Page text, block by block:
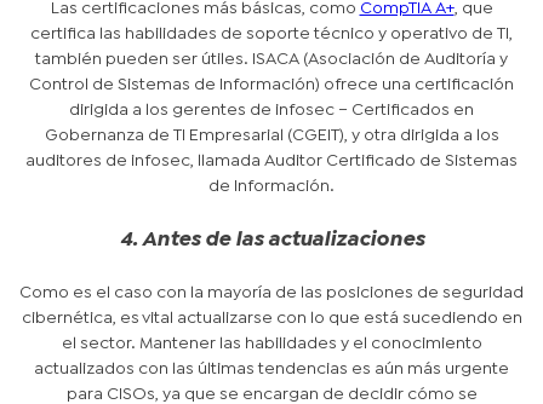
Las certificaciones más básicas, como CompTIA A+, que
certifica las habilidades de soporte técnico y operativo de TI,
también pueden ser útiles. ISACA (Asociación de Auditoría y
Control de Sistemas de Información) ofrece una certificación
dirigida a los gerentes de infosec – Certificados en
Gobernanza de TI Empresarial (CGEIT), y otra dirigida a los
auditores de infosec, llamada Auditor Certificado de Sistemas
de Información.
4. Antes de las actualizaciones
Como es el caso con la mayoría de las posiciones de seguridad
cibernética, es vital actualizarse con lo que está sucediendo en
el sector. Mantener las habilidades y el conocimiento
actualizados con las últimas tendencias es aún más urgente
para CISOs, ya que se encargan de decidir cómo se